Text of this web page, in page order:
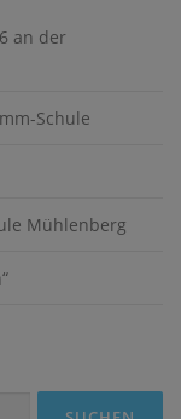
an der
Schule
Mühlenberg